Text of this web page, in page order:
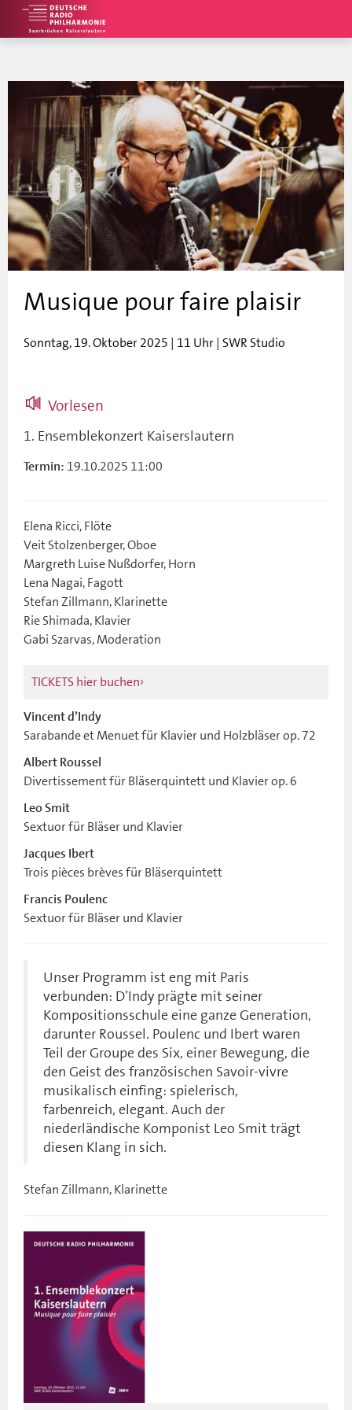
Musique pour faire plaisir
Sonntag, 19. Oktober 2025 | 11 Uhr | SWR Studio
Vorlesen
1. Ensemblekonzert Kaiserslautern
Termin: 19.10.2025 11:00
Elena Ricci, Flöte
Veit Stolzenberger, Oboe
Margreth Luise Nußdorfer, Horn
Lena Nagai, Fagott
Stefan Zillmann, Klarinette
Rie Shimada, Klavier
Gabi Szarvas, Moderation
TICKETS hier buchen
Vincent d’Indy
Sarabande et Menuet für Klavier und Holzbläser op. 72
Albert Roussel
Divertissement für Bläserquintett und Klavier op. 6
Leo Smit
Sextuor für Bläser und Klavier
Jacques Ibert
Trois pièces brèves für Bläserquintett
Francis Poulenc
Sextuor für Bläser und Klavier
Unser Programm ist eng mit Paris
verbunden: D’Indy prägte mit seiner
Kompositionsschule eine ganze Generation,
darunter Roussel. Poulenc und Ibert waren
Teil der Groupe des Six, einer Bewegung, die
den Geist des französischen Savoir-vivre
musikalisch einfing: spielerisch,
farbenreich, elegant. Auch der
niederländische Komponist Leo Smit trägt
diesen Klang in sich.
Stefan Zillmann, Klarinette